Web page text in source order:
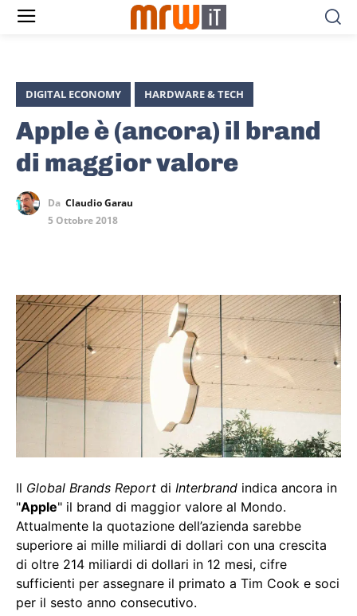
DIGITAL ECONOMY HARDWARE & TECH
Apple è (ancora) il brand
di maggior valore
Da Claudio Garau
5 Ottobre 2018
Il Global Brands Report di Interbrand indica ancora in
"Apple" il brand di maggior valore al Mondo.
Attualmente la quotazione dell’azienda sarebbe
superiore ai mille miliardi di dollari con una crescita
di oltre 214 miliardi di dollari in 12 mesi, cifre
sufficienti per assegnare il primato a Tim Cook e soci
per il sesto anno consecutivo.